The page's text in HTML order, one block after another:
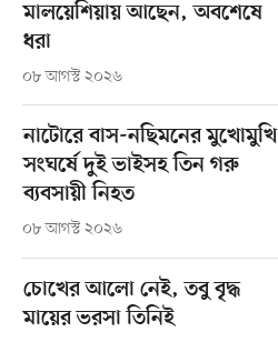
মালয়েশিয়ায় আছেন, অবশেষে
ধরা
০৮ আগস্ট ২০২৬
নাটোরে বাস-নছিমনের মুখোমুখি
সংঘর্ষে দুই ভাইসহ তিন গরু
ব্যবসায়ী নিহত
০৮ আগস্ট ২০২৬
চোখের আলো নেই, তবু বৃদ্ধ
মায়ের ভরসা তিনিই